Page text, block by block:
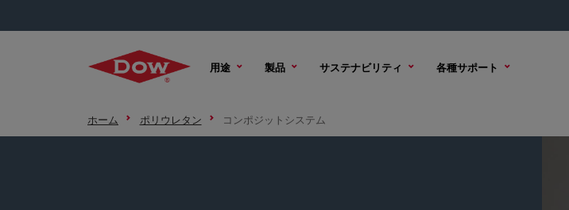
用途 製品 サステナビリティ 各種サポート
ホーム ポリウレタン コンポジットシステム